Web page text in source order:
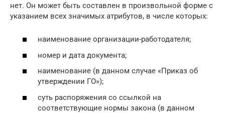
нет. Он может быть составлен в произвольной форме с
указанием всех значимых атрибутов, в числе которых:
наименование организации-работодателя;
номер и дата документа;
наименование (в данном случае «Приказ об
утверждении ГО»);
суть распоряжения со ссылкой на
соответствующие нормы закона (в данном